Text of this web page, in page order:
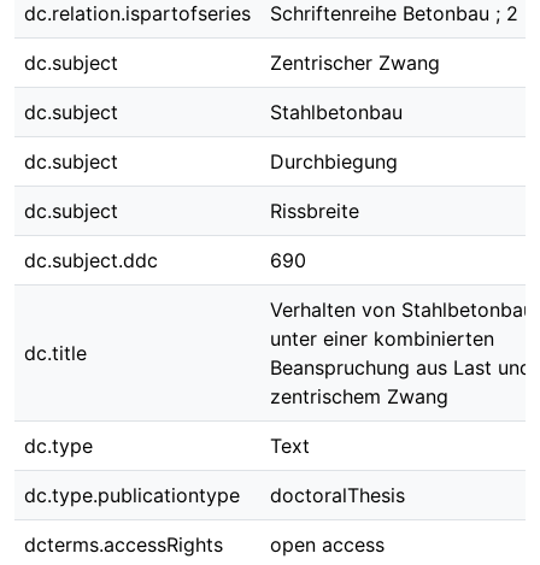
dc.relation.ispartofseries Schriftenreihe Betonbau ; 2
dc.subject Zentrischer Zwang
dc.subject Stahlbetonbau
dc.subject Durchbiegung
dc.subject Rissbreite
dc.subject.ddc 690
dc.title
Verhalten von
unter einer kombinierten
Beanspruchung aus Last und
zentrischem Zwang
dc.type Text
dc.type.publicationtype doctoralThesis
dcterms.accessRights open access